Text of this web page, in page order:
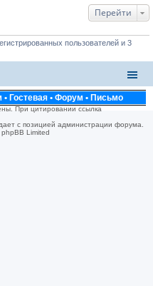
Перейти
пользователей и 3
• Гостевая • Форум • Письмо
При цитировании ссылка
с позицией администрации форума.
Limited